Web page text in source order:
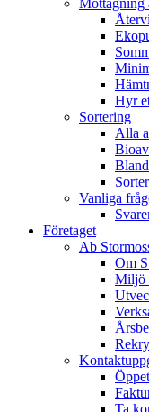
Hyr
Sortering
Alla
Vanliga
Företaget
Ab
Om
Miljö
Rekry
Ta